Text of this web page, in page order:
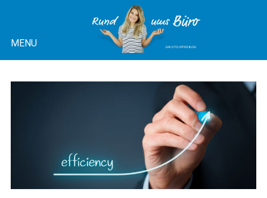
content
RUND UMS BÜRO
MENU